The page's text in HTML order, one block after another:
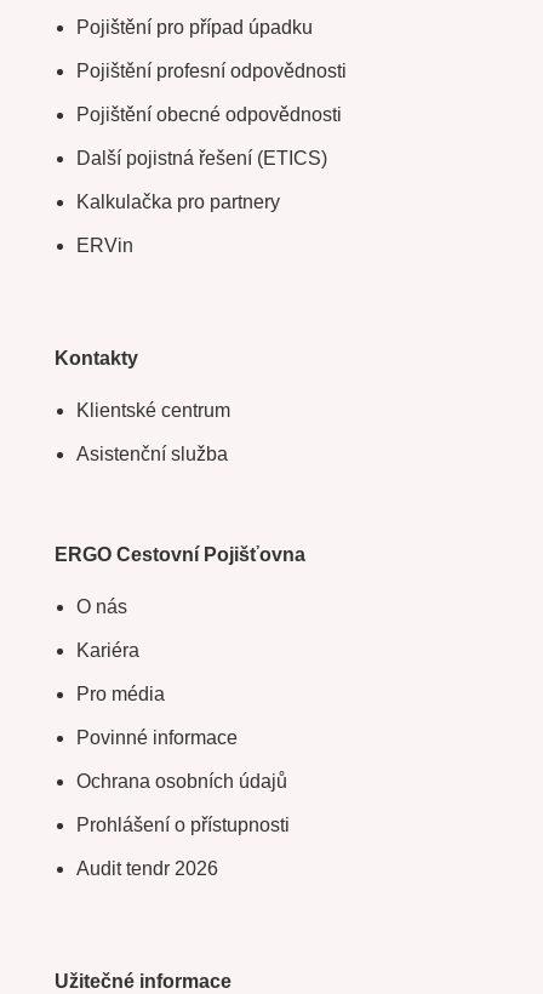
Pojištění pro případ úpadku
Pojištění profesní odpovědnosti
Pojištění obecné odpovědnosti
Další pojistná řešení (ETICS)
Kalkulačka pro partnery
ERVin
Kontakty
Klientské centrum
Asistenční služba
ERGO Cestovní Pojišťovna
O nás
Kariéra
Pro média
Povinné informace
Ochrana osobních údajů
Prohlášení o přístupnosti
Audit tendr 2026
Užitečné informace